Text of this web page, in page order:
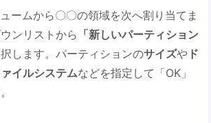
ュームから〇〇の領域を次へ割り当てま
ンリストから 「新しいパーティション
します。パーティションのサイズや ド
イルシステムなどを指定して「OK」